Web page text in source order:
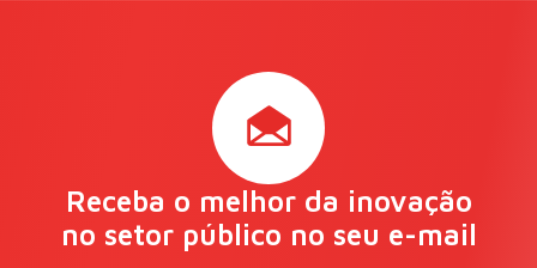
Receba o melhor da inovação
no setor público no seu e-mail